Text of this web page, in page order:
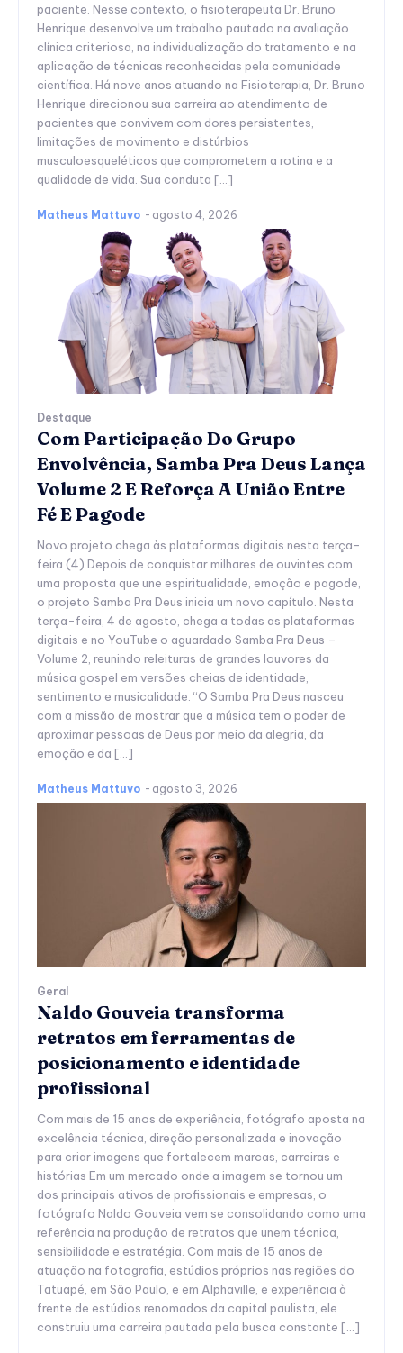
paciente. Nesse contexto, o fisioterapeuta Dr. Bruno
Henrique desenvolve um trabalho pautado na avaliação
clínica criteriosa, na individualização do tratamento e na
aplicação de técnicas reconhecidas pela comunidade
científica. Há nove anos atuando na Fisioterapia, Dr. Bruno
Henrique direcionou sua carreira ao atendimento de
pacientes que convivem com dores persistentes,
limitações de movimento e distúrbios
musculoesqueléticos que comprometem a rotina e a
qualidade de vida. Sua conduta […]
Matheus Mattuvo - agosto 4, 2026
Destaque
Com Participação Do Grupo
Envolvência, Samba Pra Deus Lança
Volume 2 E Reforça A União Entre
Fé E Pagode
Novo projeto chega às plataformas digitais nesta terça-
feira (4) Depois de conquistar milhares de ouvintes com
uma proposta que une espiritualidade, emoção e pagode,
o projeto Samba Pra Deus inicia um novo capítulo. Nesta
terça-feira, 4 de agosto, chega a todas as plataformas
digitais e no YouTube o aguardado Samba Pra Deus –
Volume 2, reunindo releituras de grandes louvores da
música gospel em versões cheias de identidade,
sentimento e musicalidade. “O Samba Pra Deus nasceu
com a missão de mostrar que a música tem o poder de
aproximar pessoas de Deus por meio da alegria, da
emoção e da […]
Matheus Mattuvo - agosto 3, 2026
Geral
Naldo Gouveia transforma
retratos em ferramentas de
posicionamento e identidade
profissional
Com mais de 15 anos de experiência, fotógrafo aposta na
excelência técnica, direção personalizada e inovação
para criar imagens que fortalecem marcas, carreiras e
histórias Em um mercado onde a imagem se tornou um
dos principais ativos de profissionais e empresas, o
fotógrafo Naldo Gouveia vem se consolidando como uma
referência na produção de retratos que unem técnica,
sensibilidade e estratégia. Com mais de 15 anos de
atuação na fotografia, estúdios próprios nas regiões do
Tatuapé, em São Paulo, e em Alphaville, e experiência à
frente de estúdios renomados da capital paulista, ele
construiu uma carreira pautada pela busca constante […]